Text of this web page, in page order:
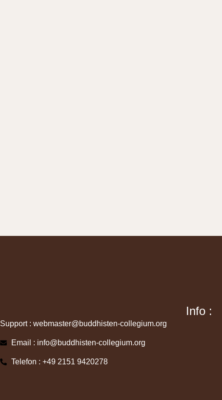
Info :
Support : webmaster@buddhisten-collegium.org
Email : info@buddhisten-collegium.org
Telefon : +49 2151 9420278